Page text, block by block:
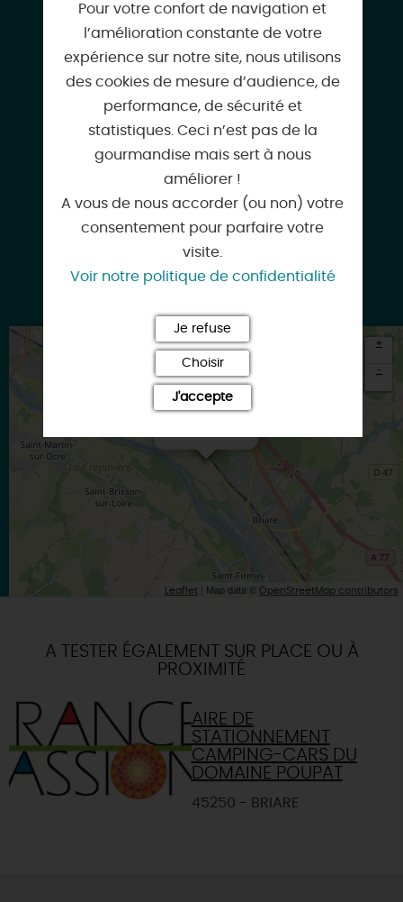
domainepoupat@hotmail.fr
www.domaine-poupat.fr
Facebook
+
-
Leaflet | Map data © OpenStreetMap contributors
A TESTER ÉGALEMENT SUR PLACE OU À
PROXIMITÉ
AIRE DE
STATIONNEMENT
CAMPING-CARS DU
DOMAINE POUPAT
45250 - BRIARE
Pour votre confort de navigation et
l’amélioration constante de votre
expérience sur notre site, nous utilisons
des cookies de mesure d’audience, de
performance, de sécurité et
statistiques. Ceci n’est pas de la
gourmandise mais sert à nous
améliorer !
A vous de nous accorder (ou non) votre
consentement pour parfaire votre
visite.
Voir notre politique de confidentialité
Je refuse
Choisir
J'accepte